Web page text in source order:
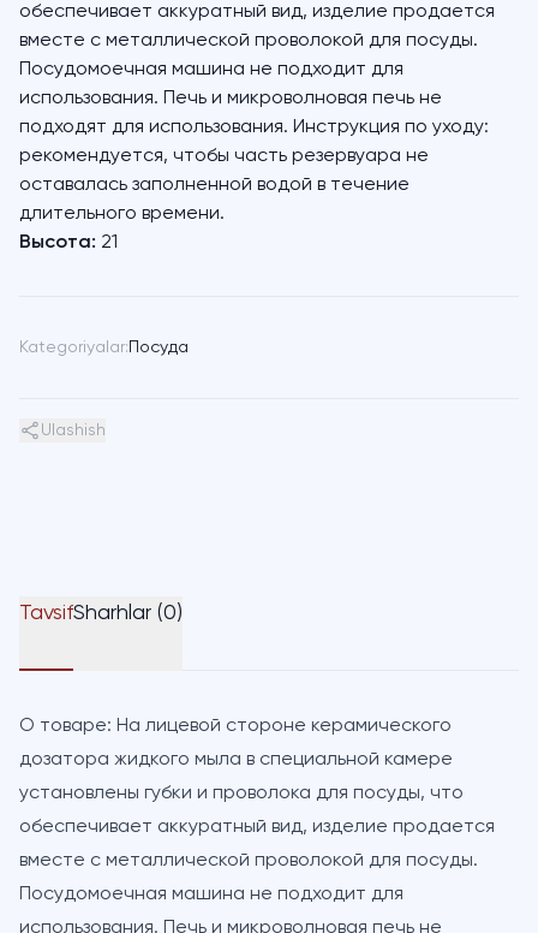
обеспечивает аккуратный вид, изделие продается
вместе с металлической проволокой для посуды.
Посудомоечная машина не подходит для
использования. Печь и микроволновая печь не
подходят для использования. Инструкция по уходу:
рекомендуется, чтобы часть резервуара не
оставалась заполненной водой в течение
длительного времени.
Высота: 21
Kategoriyalar: Посуда
Ulashish
TavsifSharhlar (0)
О товаре: На лицевой стороне керамического
дозатора жидкого мыла в специальной камере
установлены губки и проволока для посуды, что
обеспечивает аккуратный вид, изделие продается
вместе с металлической проволокой для посуды.
Посудомоечная машина не подходит для
использования. Печь и микроволновая печь не